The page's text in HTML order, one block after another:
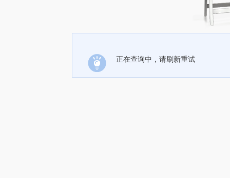
正在查询中，请刷新重试